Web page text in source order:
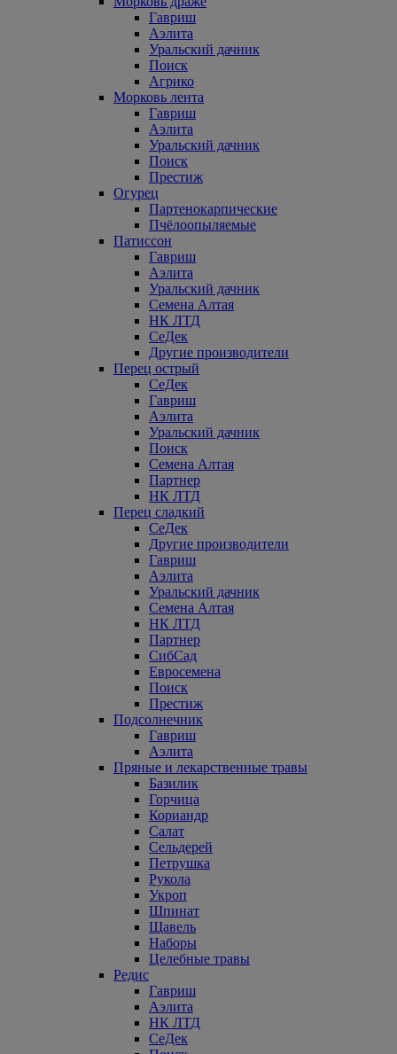
Гавриш
Аэлита
Уральский дачник
Поиск
Агрико
Морковь лента
Гавриш
Аэлита
Уральский дачник
Поиск
Престиж
Огурец
Партенокарпические
Пчёлоопыляемые
Патиссон
Гавриш
Аэлита
Уральский дачник
Семена Алтая
НК ЛТД
СеДек
Другие производители
Перец острый
СеДек
Гавриш
Аэлита
Уральский дачник
Поиск
Семена Алтая
Партнер
НК ЛТД
Перец сладкий
СеДек
Другие производители
Гавриш
Аэлита
Уральский дачник
Семена Алтая
НК ЛТД
Партнер
СибСад
Евросемена
Поиск
Престиж
Подсолнечник
Гавриш
Аэлита
Пряные и лекарственные травы
Базилик
Горчица
Кориандр
Салат
Сельдерей
Петрушка
Рукола
Укроп
Шпинат
Щавель
Наборы
Целебные травы
Редис
Гавриш
Аэлита
НК ЛТД
СеДек